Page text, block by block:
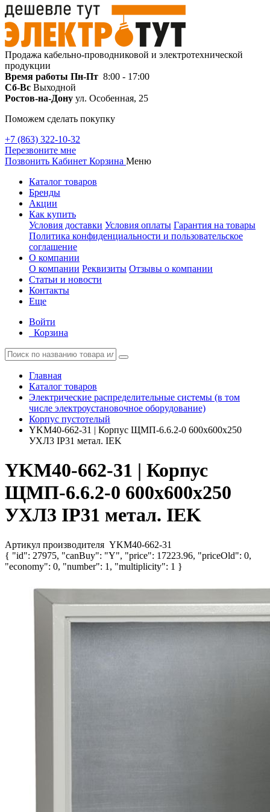
Продажа кабельно-проводниковой и электротехнической
продукции
Время работы Пн-Пт 8:00 - 17:00
Сб-Вс Выходной
Ростов-на-Дону ул. Особенная, 25
Поможем сделать покупку
+7 (863) 322-10-32
Перезвоните мне
Позвонить Кабинет Корзина Меню
Каталог товаров
Бренды
Акции
Как купить
Условия доставки Условия оплаты Гарантия на товары
Политика конфиденциальности и пользовательское
соглашение
О компании
О компании Реквизиты Отзывы о компании
Статьи и новости
Контакты
Еще
Войти
Корзина
Главная
Каталог товаров
Электрические распределительные системы (в том
числе электроустановочное оборудование)
Корпус пустотелый
YKM40-662-31 | Корпус ЩМП-6.6.2-0 600х600х250
УХЛ3 IP31 метал. IEK
YKM40-662-31 | Корпус
ЩМП-6.6.2-0 600х600х250
УХЛ3 IP31 метал. IEK
Артикул производителя YKM40-662-31
{ "id": 27975, "canBuy": "Y", "price": 17223.96, "priceOld": 0,
"economy": 0, "number": 1, "multiplicity": 1 }